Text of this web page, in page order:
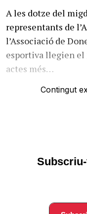
A les dotze del
representants de
l’Associació de
esportiva llegien el
actes més…
Contingut